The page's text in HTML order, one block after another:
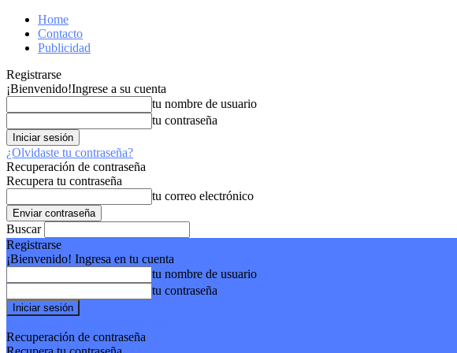
Home
Contacto
Publicidad
Registrarse
¡Bienvenido!Ingrese a su cuenta
tu nombre de usuario
tu contraseña
¿Olvidaste tu contraseña?
Recuperación de contraseña
Recupera tu contraseña
tu correo electrónico
Buscar
Registrarse
¡Bienvenido! Ingresa en tu cuenta
tu nombre de usuario
tu contraseña
Recuperación de contraseña